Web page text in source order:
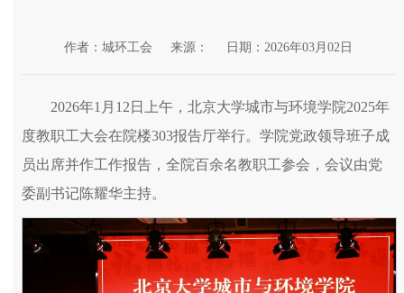
作者：城环工会 来源： 日期：2026年03月02日
2026年1月12日上午，北京大学城市与环境学院2025年
度教职工大会在院楼303报告厅举行。学院党政领导班子成
员出席并作工作报告，全院百余名教职工参会，会议由党
委副书记陈耀华主持。